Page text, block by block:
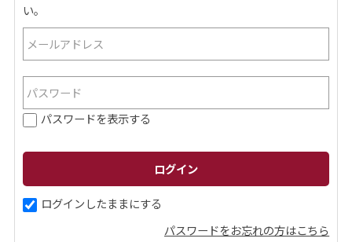
マイページ
ご案内
ギフトサービス
について
い。
パスワードを表示する
ログインしたままにする
パスワードをお忘れの方はこちら